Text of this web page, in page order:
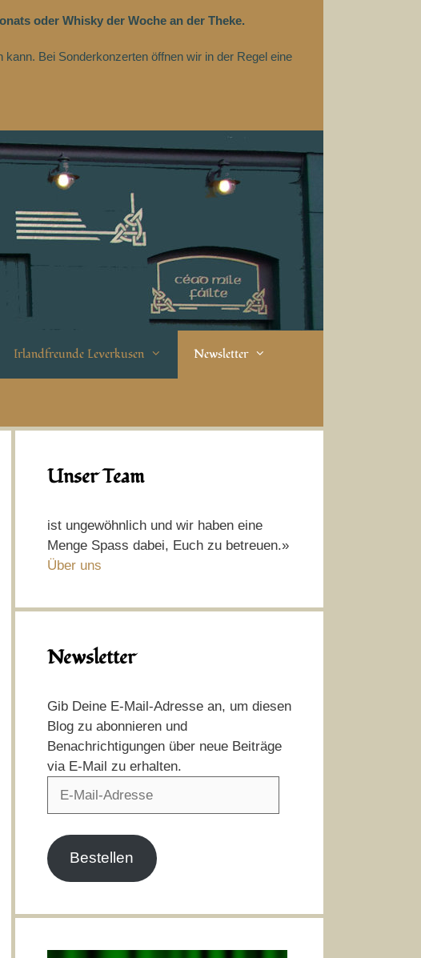
oder Whisky der Woche an der Theke.
Bei Sonderkonzerten öffnen wir in der Regel eine
Irlandfreunde Leverkusen Newsletter
Unser Team
ist ungewöhnlich und wir haben eine
Menge Spass dabei, Euch zu betreuen.»
Über uns
Newsletter
Gib Deine E-Mail-Adresse an, um diesen
Blog zu abonnieren und
Benachrichtigungen über neue Beiträge
via E-Mail zu erhalten.
Bestellen